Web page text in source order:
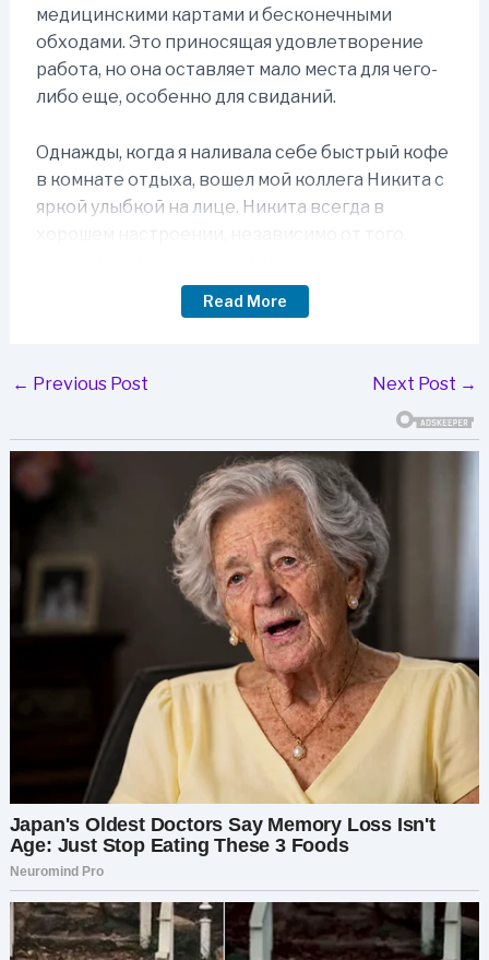
медицинскими картами и бесконечными
обходами. Это приносящая удовлетворение
работа, но она оставляет мало места для чего-
либо еще, особенно для свиданий.
Однажды, когда я наливала себе быстрый кофе
в комнате отдыха, вошел мой коллега Никита с
яркой улыбкой на лице. Никита всегда в
«Привет, Алиса», — сказал Никита,
же знаешь мой график. У меня едва хватает
времени поесть, не говоря уже о свиданиях».
Никита усмехнулся. «Знаю, но выслушай меня.
Мой друг Дима — отличный парень. Он добрый,
забавный, и я думаю, вы бы поладили. Что
скажешь?» Я на мгновение задумалась. Я уже
целую вечность не была на свидании, и идея
познакомиться с кем-то новым была
интригующей. К тому же, Никита, казалось, был
искренне воодушевлен этим.
«Хорошо», — сказала я с улыбкой. «Ты меня
убедил. Когда состоится это волшебное
свидание?» Лицо Никиты просияло. «Правда??
Как насчет следующего вторника вечером?
Это единственный вечер, который подходит
вам обоим!»
Следующий вторник. Я мысленно проверила
Read More
Post
← Previous Post Next Post →